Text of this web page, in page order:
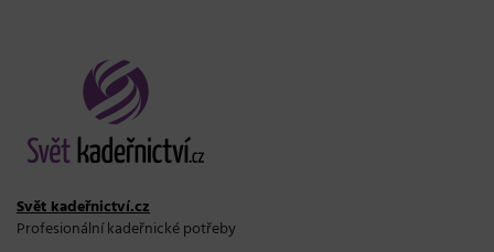
Svět kadeřnictví.cz
Profesionální kadeřnické potřeby